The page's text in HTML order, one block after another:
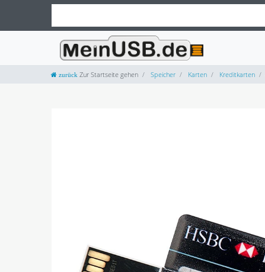
Zur Startseite gehen Speicher Karten Kreditkarten